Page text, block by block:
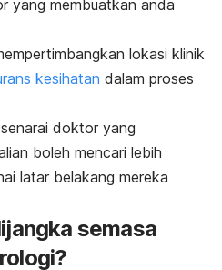
yang membuatkan anda
lokasi klinik
kesihatan dalam proses
doktor yang
boleh mencari lebih
latar belakang mereka
semasa